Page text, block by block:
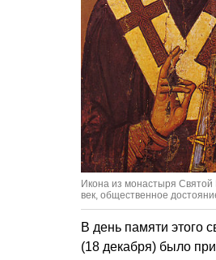
Икона из монастыря Святой
век, общественное
В день памяти этого
(18 декабря) было